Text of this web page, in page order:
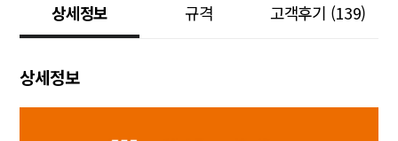
상세정보 규격 고객후기 (139)
상세정보